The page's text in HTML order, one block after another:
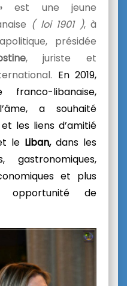
est une jeune
( loi 1901 ), à
présidée
, juriste et
En 2019,
libanaise,
a souhaité
les liens d’amitié
le Liban,dans les
gastronomiques,
et plus
opportunité de